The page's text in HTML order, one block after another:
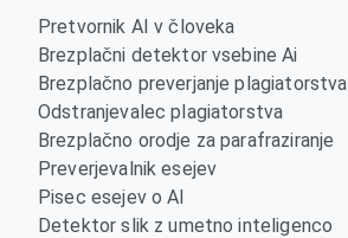
Pretvornik AI v človeka
Brezplačni detektor vsebine Ai
Brezplačno preverjanje plagiatorstva
Odstranjevalec plagiatorstva
Brezplačno orodje za parafraziranje
Preverjevalnik esejev
Pisec esejev o AI
Detektor slik z umetno inteligenco